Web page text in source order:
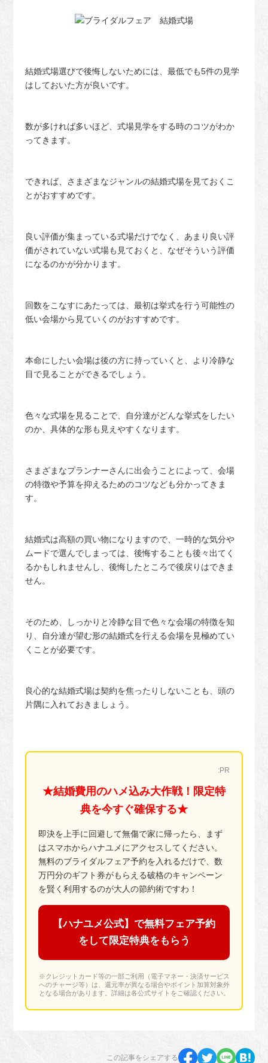
結婚式場選びで後悔しないためには、最低でも5件の見学
はしておいた方が良いです。
数が多ければ多いほど、式場見学をする時のコツがわか
ってきます。
できれば、さまざまなジャンルの結婚式場を見ておくこ
とがおすすめです。
良い評価が集まっている式場だけでなく、あまり良い評
価がされていない式場も見ておくと、なぜそういう評価
になるのかが分かります。
回数をこなすにあたっては、最初は挙式を行う可能性の
低い会場から見ていくのがおすすめです。
本命にしたい会場は後の方に持っていくと、より冷静な
目で見ることができるでしょう。
色々な式場を見ることで、自分達がどんな挙式をしたい
のか、具体的な形も見えやすくなります。
さまざまなプランナーさんに出会うことによって、会場
の特徴や予算を抑えるためのコツなども分かってきま
す。
結婚式は高額の買い物になりますので、一時的な気分や
ムードで選んでしまっては、後悔することも後々出てく
るかもしれませんし、後悔したところで後戻りはできま
せん。
そのため、しっかりと冷静な目で色々な会場の特徴を知
り、自分達が望む形の結婚式を行える会場を見極めてい
くことが必要です。
良心的な結婚式場は契約を焦ったりしないことも、頭の
片隅に入れておきましょう。
:PR
★結婚費用のハメ込み大作戦！限定特
典を今すぐ確保する★
即決を上手に回避して無傷で家に帰ったら、まず
はスマホからハナユメにアクセスしてください。
無料のブライダルフェア予約を入れるだけで、数
万円分のギフト券がもらえる破格のキャンペーン
を賢く利用するのが大人の節約術ですわ！
【ハナユメ公式】で無料フェア予約
をして限定特典をもらう
※クレジットカード等の一部ご利用（電子マネー・決済サービス
へのチャージ等）は、還元率が異なる場合やポイント加算対象外
となる場合があります。詳細は各公式サイトをご確認ください。
この記事をシェアする